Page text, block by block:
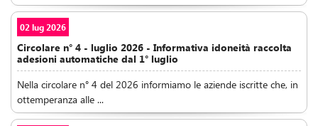
02 lug 2026
Circolare n° 4 - luglio 2026 - Informativa idoneità raccolta
adesioni automatiche dal 1° luglio
Nella circolare n° 4 del 2026 informiamo le aziende iscritte che, in
ottemperanza alle ...